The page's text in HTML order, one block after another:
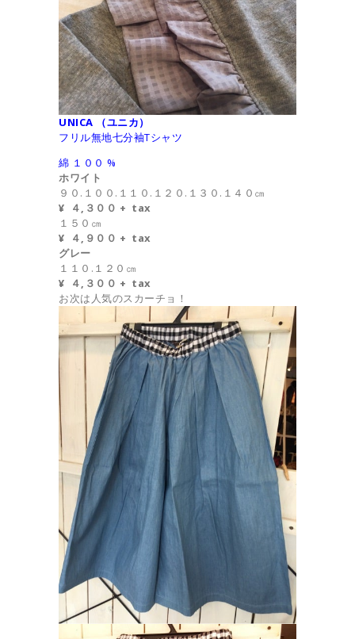
UNICA （ユニカ）
フリル無地七分袖Tシャツ
綿 １００ %
ホワイト
９０.１００.１１０.１２０.１３０.１４０㎝
¥ ４,３００ + tax
１５０㎝
¥ ４,９００ + tax
グレー
１１０.１２０㎝
¥ ４,３００ + tax
お次は人気のスカーチョ！